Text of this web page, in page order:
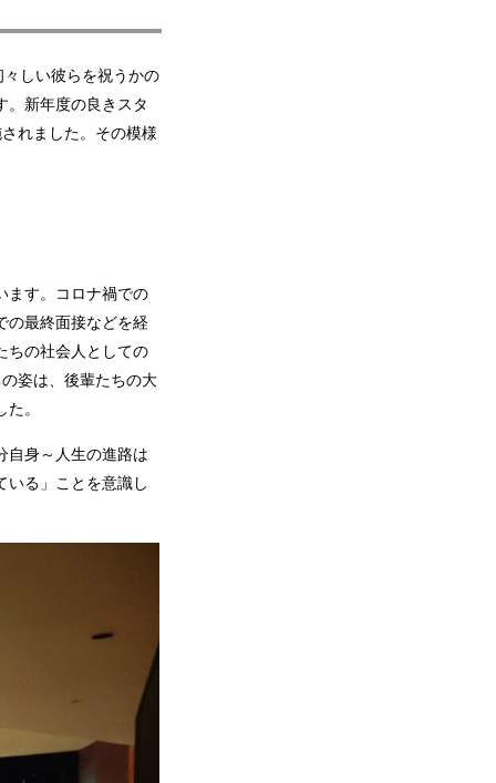
しい彼らを祝うかの
。新年度の良きスタ
れました。その模様
ます。コロナ禍での
の最終面接などを経
ちの社会人としての
姿は、後輩たちの大
。
自身～人生の進路は
いる」ことを意識し